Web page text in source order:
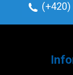
(+420)